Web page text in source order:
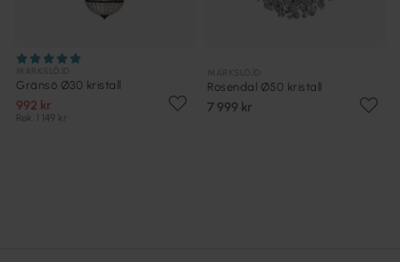
Gränsö Ø30 kristall
992 kr
Rek. 1 149 kr
Rosendal Ø50 kristall
7 999 kr